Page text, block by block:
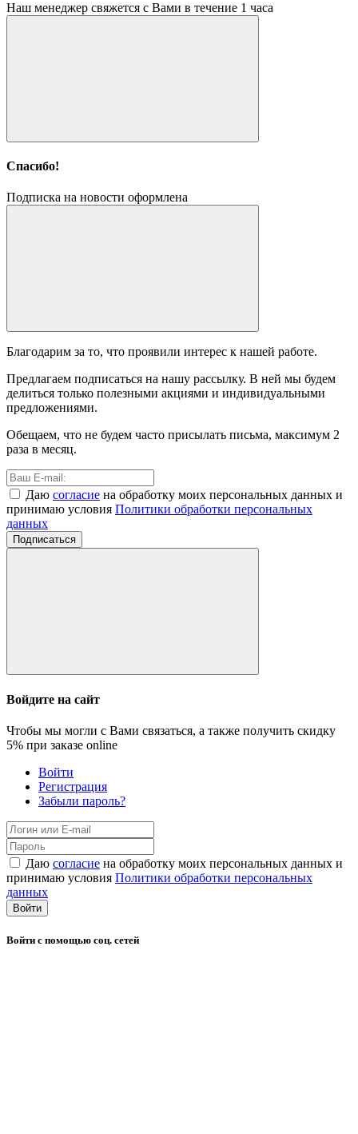
Наш менеджер свяжется с Вами в течение 1 часа
Спасибо!
Подписка на новости оформлена
Благодарим за то, что проявили интерес к нашей работе.
Предлагаем подписаться на нашу рассылку. В ней мы будем
делиться только полезными акциями и индивидуальными
предложениями.
Обещаем, что не будем часто присылать письма, максимум 2
раза в месяц.
Даю согласие на обработку моих персональных данных и
принимаю условия Политики обработки персональных
данных
Подписаться
Войдите на сайт
Чтобы мы могли с Вами связаться, а также получить скидку
5% при заказе online
Войти
Регистрация
Забыли пароль?
Даю согласие на обработку моих персональных данных и
принимаю условия Политики обработки персональных
данных
Войти
Войти с помощью соц. сетей